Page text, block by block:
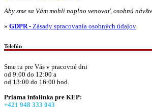
Aby sme sa Vám mohli naplno venovať, osobnú
» GDPR - Zásady spracovania osobných údajov
Telefón
Sme tu pre Vás v pracovné dni
od 9:00 do 12:00 a
od 13:00 do 16:00 hod.
Priama infolinka pre KEP:
+421 948 333 043